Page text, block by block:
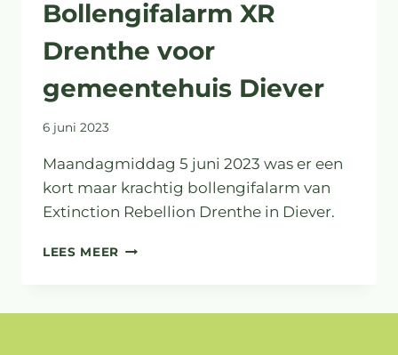
Bollengifalarm XR
Drenthe voor
gemeentehuis Diever
6 juni 2023
Maandagmiddag 5 juni 2023 was er een
kort maar krachtig bollengifalarm van
Extinction Rebellion Drenthe in Diever.
LEES MEER BOLLENGIFALARM